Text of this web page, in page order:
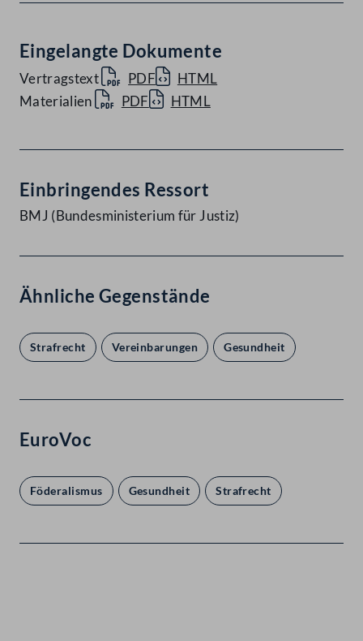
Eingelangte Dokumente
Vertragstext PDF
HTML
Materialien
PDF HTML
Einbringendes Ressort
BMJ (Bundesministerium für Justiz)
Ähnliche Gegenstände
Strafrecht Vereinbarungen Gesundheit
EuroVoc
Föderalismus Gesundheit Strafrecht